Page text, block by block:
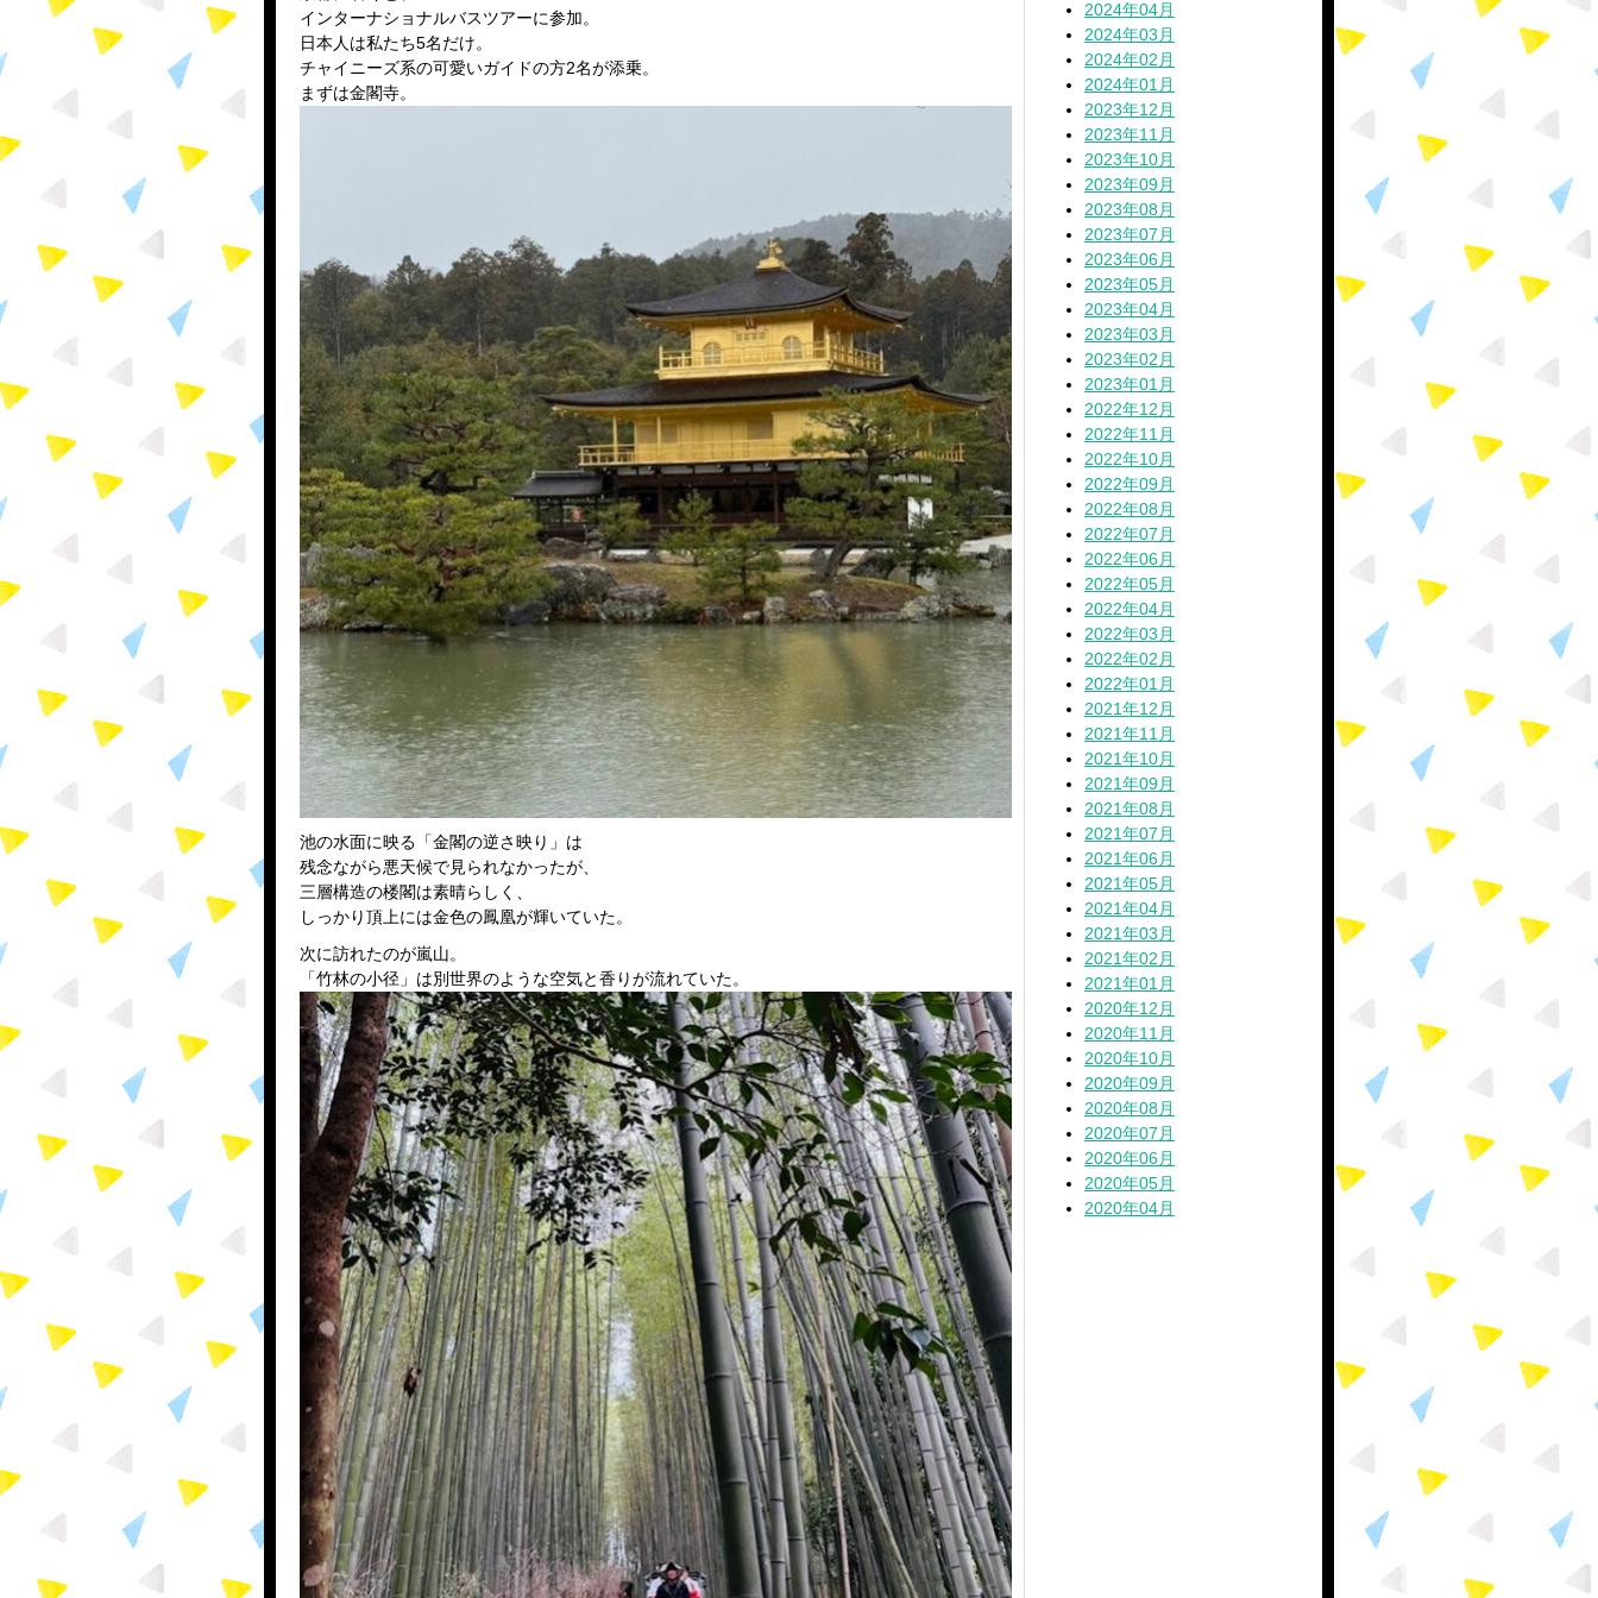
インターナショナルバスツアーに参加。
日本人は私たち5名だけ。
チャイニーズ系の可愛いガイドの方2名が添乗。
まずは金閣寺。
池の水面に映る「金閣の逆さ映り」は
残念ながら悪天候で見られなかったが、
三層構造の楼閣は素晴らしく、
しっかり頂上には金色の鳳凰が輝いていた。
次に訪れたのが嵐山。
「竹林の小径」は別世界のような空気と香りが流れていた。
2024年04月
2024年03月
2024年02月
2024年01月
2023年12月
2023年11月
2023年10月
2023年09月
2023年08月
2023年07月
2023年06月
2023年05月
2023年04月
2023年03月
2023年02月
2023年01月
2022年12月
2022年11月
2022年10月
2022年09月
2022年08月
2022年07月
2022年06月
2022年05月
2022年04月
2022年03月
2022年02月
2022年01月
2021年12月
2021年11月
2021年10月
2021年09月
2021年08月
2021年07月
2021年06月
2021年05月
2021年04月
2021年03月
2021年02月
2021年01月
2020年12月
2020年11月
2020年10月
2020年09月
2020年08月
2020年07月
2020年06月
2020年05月
2020年04月